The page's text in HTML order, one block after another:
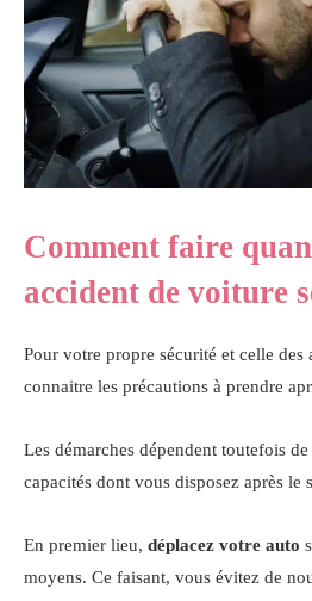
Comment faire
accident de voiture
Pour votre propre sécurité et celle des
connaitre les précautions à prendre
Les démarches dépendent toutefois
capacités dont vous disposez après le
En premier lieu, déplacez votre auto
moyens. Ce faisant, vous évitez de